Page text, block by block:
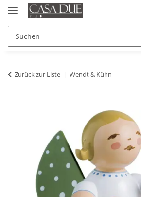
Zurück zur Liste Wendt & Kühn